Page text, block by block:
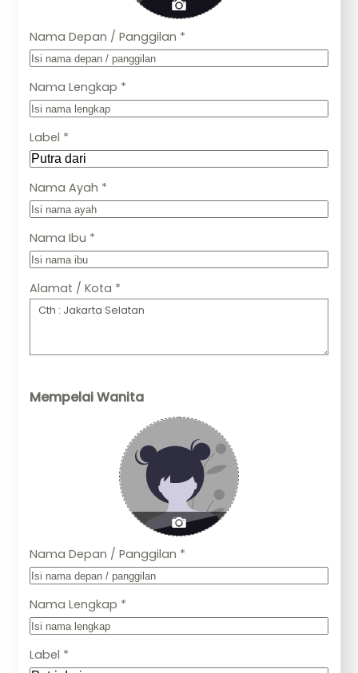
Nama Depan / Panggilan *
Nama Lengkap *
Label *
Nama Ayah *
Nama Ibu *
Alamat / Kota *
Mempelai Wanita
Nama Depan / Panggilan *
Nama Lengkap *
Label *